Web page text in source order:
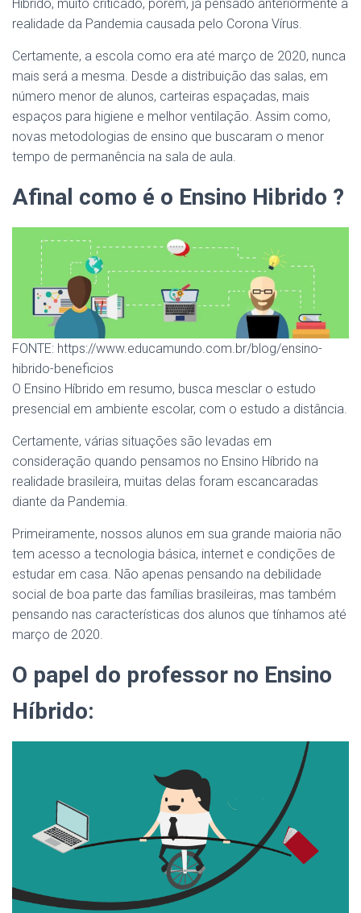
Híbrido, muito criticado, porém, já pensado anteriormente à
realidade da Pandemia causada pelo Corona Vírus.
Certamente, a escola como era até março de 2020, nunca
mais será a mesma. Desde a distribuição das salas, em
número menor de alunos, carteiras espaçadas, mais
espaços para higiene e melhor ventilação. Assim como,
novas metodologias de ensino que buscaram o menor
tempo de permanência na sala de aula.
Afinal como é o Ensino Hibrido ?
FONTE: https://www.educamundo.com.br/blog/ensino-
hibrido-beneficios
O Ensino Híbrido em resumo, busca mesclar o estudo
presencial em ambiente escolar, com o estudo a distância.
Certamente, várias situações são levadas em
consideração quando pensamos no Ensino Híbrido na
realidade brasileira, muitas delas foram escancaradas
diante da Pandemia.
Primeiramente, nossos alunos em sua grande maioria não
tem acesso a tecnologia básica, internet e condições de
estudar em casa. Não apenas pensando na debilidade
social de boa parte das famílias brasileiras, mas também
pensando nas características dos alunos que tínhamos até
março de 2020.
O papel do professor no Ensino
Híbrido: